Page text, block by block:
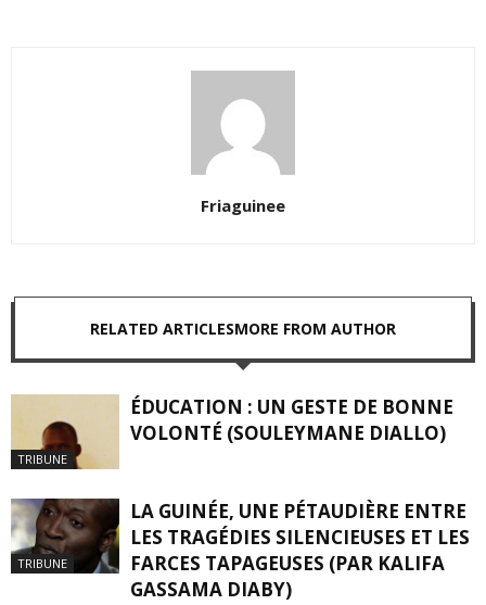
Friaguinee
RELATED ARTICLESMORE FROM AUTHOR
TRIBUNE
ÉDUCATION : UN GESTE DE BONNE
VOLONTÉ (SOULEYMANE DIALLO)
TRIBUNE
LA GUINÉE, UNE PÉTAUDIÈRE ENTRE
LES TRAGÉDIES SILENCIEUSES ET LES
FARCES TAPAGEUSES (PAR KALIFA
GASSAMA DIABY)